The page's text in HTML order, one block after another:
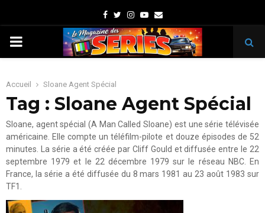
Facebook
TwitterInstagram
Youtube
Email
PRIMARY
Accueil Sloane Agent Spécial
Tag : Sloane Agent Spécial
Sloane, agent spécial (A Man Called Sloane) est une série télévisée
américaine. Elle compte un téléfilm-pilote et douze épisodes de 52
minutes. La série a été créée par Cliff Gould et diffusée entre le 22
septembre 1979 et le 22 décembre 1979 sur le réseau NBC. En
France, la série a été diffusée du 8 mars 1981 au 23 août 1983 sur
TF1.